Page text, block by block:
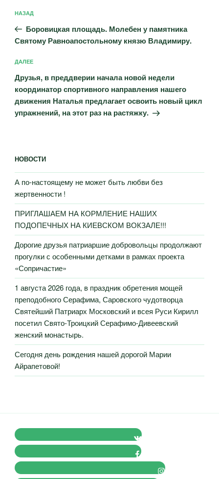
по
записям
Предыдущая
запись:
НАЗАД
Боровицкая площадь. Молебен у памятника
Святому Равноапостольному князю Владимиру.
Следующая
запись
ДАЛЕЕ
Друзья, в преддверии начала новой недели
координатор спортивного направления нашего
движения Наталья предлагает освоить новый цикл
упражнений, на этот раз на растяжку.
НОВОСТИ
А по-настоящему не может быть любви без
жертвенности !
ПРИГЛАШАЕМ НА КОРМЛЕНИЕ НАШИХ
ПОДОПЕЧНЫХ НА КИЕВСКОМ ВОКЗАЛЕ!!!
Дорогие друзья патриаршие добровольцы продолжают
прогулки с особенными детками в рамках проекта
«Сопричастие»
1 августа 2026 года, в праздник обретения мощей
преподобного Серафима, Саровского чудотворца
Святейший Патриарх Московский и всея Руси Кирилл
посетил Свято-Троицкий Серафимо-Дивеевский
женский монастырь.
Сегодня день рождения нашей дорогой Марии
Айрапетовой!
VK Православные Добровольцы
FB Православные Добровольцы
Instagram Православные Добровольцы